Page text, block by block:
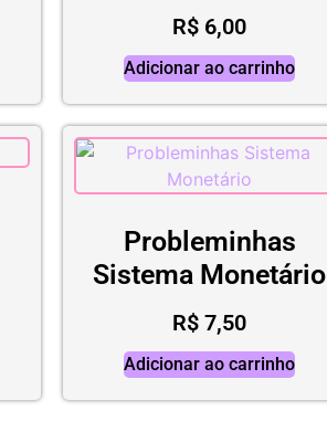
R$ 6,00
Adicionar ao carrinho
Probleminhas
Sistema Monetário
R$ 7,50
Adicionar ao carrinho